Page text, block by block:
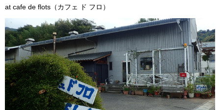
at cafe de flots（カフェ ド フロ）